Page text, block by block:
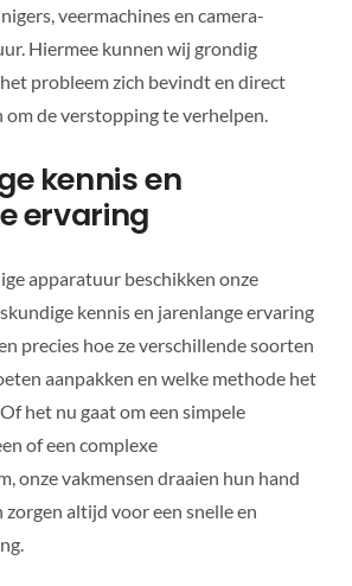
veermachines en camera-
Hiermee kunnen wij grondig
probleem zich bevindt en direct
de verstopping te verhelpen.
kennis en
ervaring
apparatuur beschikken onze
kennis en jarenlange ervaring
precies hoe ze verschillende soorten
aanpakken en welke methode het
het nu gaat om een simpele
of een complexe
onze vakmensen draaien hun hand
altijd voor een snelle en